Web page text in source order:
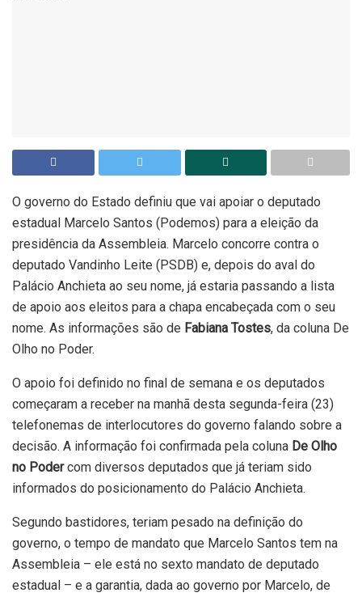
O governo do Estado definiu que vai apoiar o deputado
estadual Marcelo Santos (Podemos) para a eleição da
presidência da Assembleia. Marcelo concorre contra o
deputado Vandinho Leite (PSDB) e, depois do aval do
Palácio Anchieta ao seu nome, já estaria passando a lista
de apoio aos eleitos para a chapa encabeçada com o seu
nome. As informações são de Fabiana Tostes, da coluna De
Olho no Poder.
O apoio foi definido no final de semana e os deputados
começaram a receber na manhã desta segunda-feira (23)
telefonemas de interlocutores do governo falando sobre a
decisão. A informação foi confirmada pela coluna De Olho
no Podercom diversos deputados que já teriam sido
informados do posicionamento do Palácio Anchieta.
Segundo bastidores, teriam pesado na definição do
governo, o tempo de mandato que Marcelo Santos tem na
Assembleia – ele está no sexto mandato de deputado
estadual – e a garantia, dada ao governo por Marcelo, de